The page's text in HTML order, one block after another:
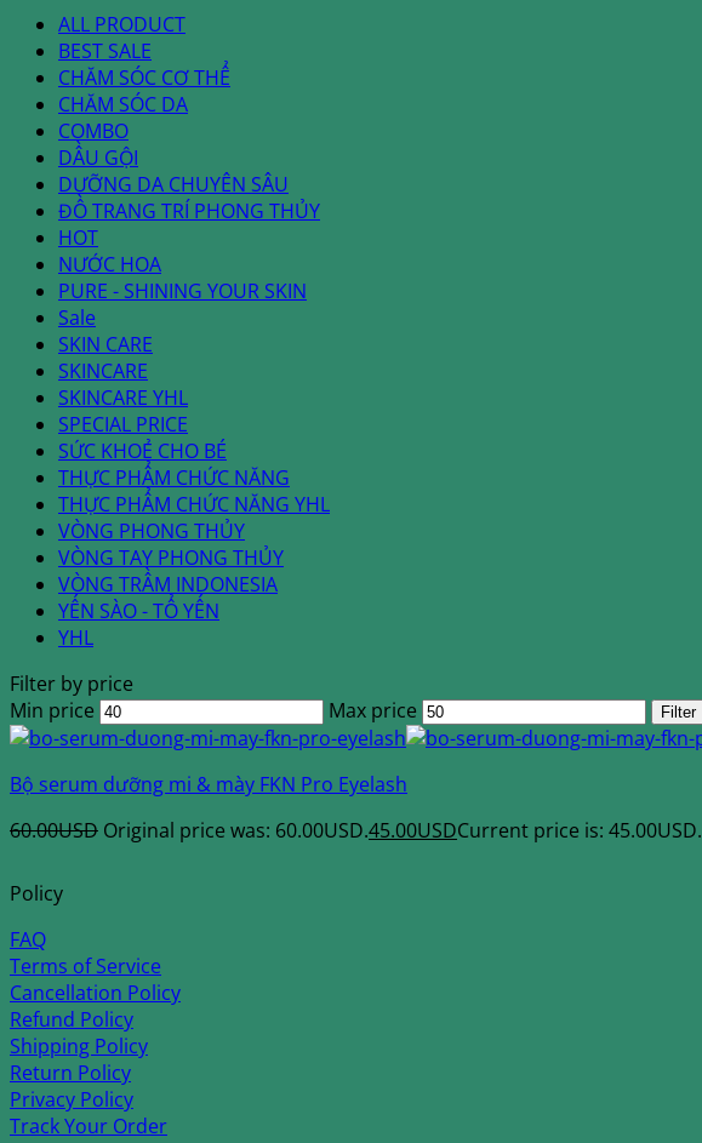
ALL PRODUCT
BEST SALE
CHĂM SÓC CƠ THỂ
CHĂM SÓC DA
COMBO
DẦU GỘI
DƯỠNG DA CHUYÊN SÂU
ĐỒ TRANG TRÍ PHONG THỦY
HOT
NƯỚC HOA
PURE - SHINING YOUR SKIN
Sale
SKIN CARE
SKINCARE
SKINCARE YHL
SPECIAL PRICE
SỨC KHOẺ CHO BÉ
THỰC PHẨM CHỨC NĂNG
THỰC PHẨM CHỨC NĂNG YHL
VÒNG PHONG THỦY
VÒNG TAY PHONG THỦY
VÒNG TRẦM INDONESIA
YẾN SÀO - TỔ YẾN
YHL
Filter by price
Min price
Max price Filter
Bộ serum dưỡng mi & mày FKN Pro Eyelash
60.00USD Original price was: 60.00USD.45.00USDCurrent price is: 45.00USD.
Policy
FAQ
Terms of Service
Cancellation Policy
Refund Policy
Shipping Policy
Return Policy
Privacy Policy
Track Your Order